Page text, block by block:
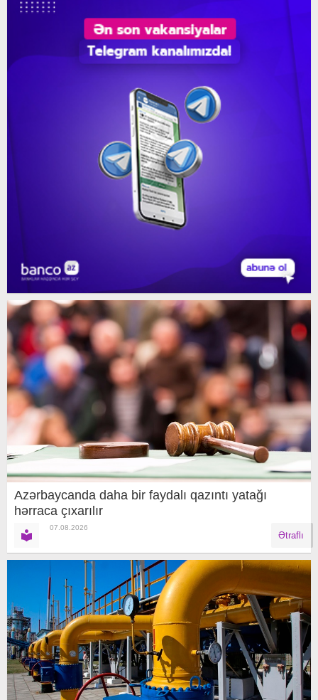
Azərbaycanda daha bir faydalı qazıntı yatağı
hərraca çıxarılır
07.08.2026
Ətraflı